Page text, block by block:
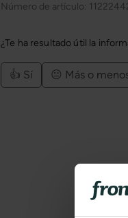
Número de artículo:
¿Te ha resultado útil la
👍 Sí 😐 Más o